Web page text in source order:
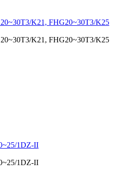
K21, FHG20~30T3/K25
K21, FHG20~30T3/K25
1DZ-II
1DZ-II